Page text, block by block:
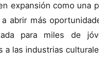
expansión como una
abrir más
para miles de
a las industrias